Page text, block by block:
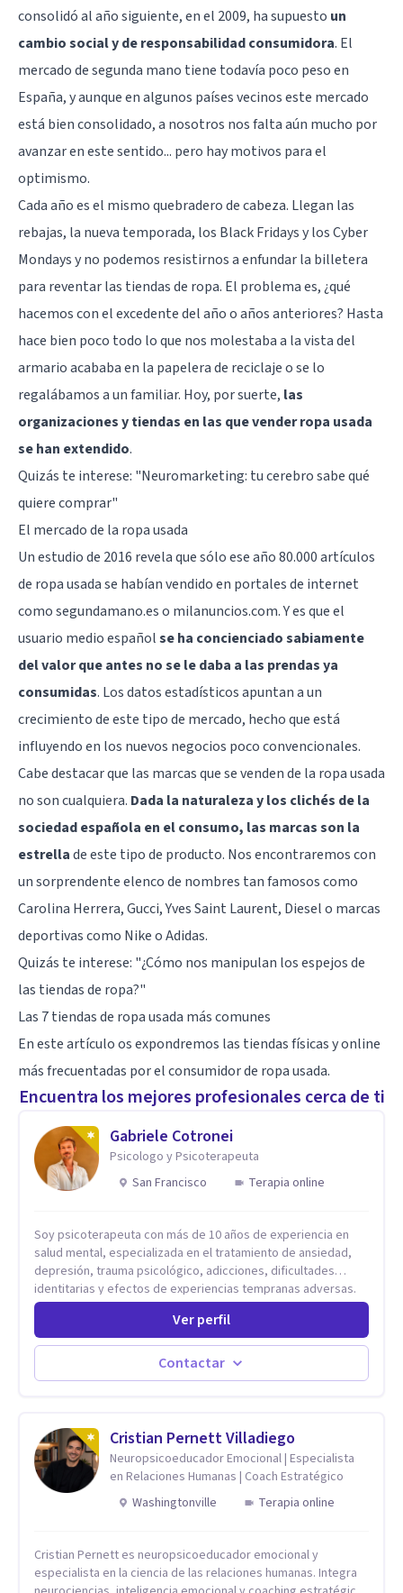
consolidó al año siguiente, en el 2009, ha supuesto un
cambio social y de responsabilidad consumidora. El
mercado de segunda mano tiene todavía poco peso en
España, y aunque en algunos países vecinos este mercado
está bien consolidado, a nosotros nos falta aún mucho por
avanzar en este sentido... pero hay motivos para el
optimismo.
Cada año es el mismo quebradero de cabeza. Llegan las
rebajas, la nueva temporada, los Black Fridays y los Cyber
Mondays y no podemos resistirnos a enfundar la billetera
para reventar las tiendas de ropa. El problema es, ¿qué
hacemos con el excedente del año o años anteriores? Hasta
hace bien poco todo lo que nos molestaba a la vista del
armario acababa en la papelera de reciclaje o se lo
regalábamos a un familiar. Hoy, por suerte, las
organizaciones y tiendas en las que vender ropa usada
se han extendido.
Quizás te interese: "Neuromarketing: tu cerebro sabe qué
quiere comprar"
El mercado de la ropa usada
Un estudio de 2016 revela que sólo ese año 80.000 artículos
de ropa usada se habían vendido en portales de internet
como segundamano.es o milanuncios.com. Y es que el
usuario medio españolse ha concienciado sabiamente
del valor que antes no se le daba a las prendas ya
consumidas. Los datos estadísticos apuntan a un
crecimiento de este tipo de mercado, hecho que está
influyendo en los nuevos negocios poco convencionales.
Cabe destacar que las marcas que se venden de la ropa usada
no son cualquiera. Dada la naturaleza y los clichés de la
sociedad española en el consumo, las marcas son la
estrellade este tipo de producto. Nos encontraremos con
un sorprendente elenco de nombres tan famosos como
Carolina Herrera, Gucci, Yves Saint Laurent, Diesel o marcas
deportivas como Nike o Adidas.
Quizás te interese: "¿Cómo nos manipulan los espejos de
las tiendas de ropa?"
Las 7 tiendas de ropa usada más comunes
En este artículo os expondremos las tiendas físicas y online
más frecuentadas por el consumidor de ropa usada.
Encuentra los mejores profesionales cerca de ti
Gabriele Cotronei
Psicologo y Psicoterapeuta
San Francisco
Terapia online
Soy psicoterapeuta con más de 10 años de experiencia en
salud mental, especializada en el tratamiento de ansiedad,
depresión, trauma psicológico, adicciones, dificultades
identitarias y efectos de experiencias tempranas adversas.
Ofrezco un espacio terapéutico seguro, confidencial y
profundamente humano, donde el dolor emocional puede
transformarse en autoconocimiento, regulación emocional y
psicoanálisis, terapia somática y de trauma, psicología
Psicología Analítica Junguiana. Mi abordaje también incorpora
perspectivas interculturales, ecopsicología y el trabajo
simbólico con el inconsciente, entendiendo que cada
proceso terapéutico es único y requiere una mirada
Ver perfil
Contactar
Cristian Pernett Villadiego
Neuropsicoeducador Emocional | Especialista
en Relaciones Humanas | Coach Estratégico
Washingtonville
Terapia online
Cristian Pernett es neuropsicoeducador emocional y
especialista en la ciencia de las relaciones humanas. Integra